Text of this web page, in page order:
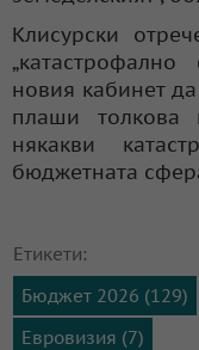
Клисурски
новия кабинет
плаши толкова
някакви
бюджетната
Етикети:
Бюджет 2026 (129)
Евровизия (7)